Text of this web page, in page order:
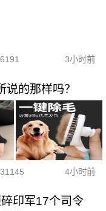
6191 3小时前
的那样吗？
31145 4小时前
印军17个司令